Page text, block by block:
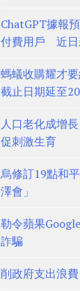
ChatGPT據報
付費用戶 近日
螞蟻收購耀才
截止日期延至
人口老化成增
促刺激生育
烏修訂19點和
澤會」
勒令蘋果
詐騙
削政府支出浪